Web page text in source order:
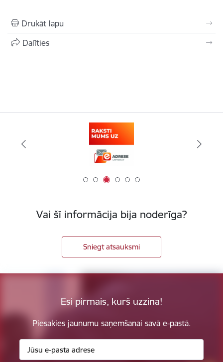
Drukāt lapu
Dalīties
Vai šī informācija bija noderīga?
Sniegt atsauksmi
Esi pirmais, kurš uzzina!
Piesakies jaunumu saņemšanai savā e-pastā.